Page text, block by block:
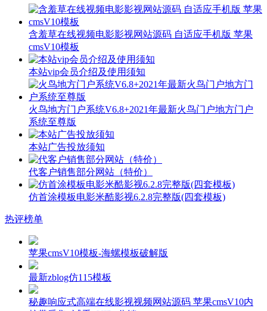
含羞草在线视频电影影视网站源码 自适应手机版 苹果
cmsV10模板
本站vip会员介绍及使用须知
火鸟地方门户系统V6.8+2021年最新火鸟门户地方门户
系统至尊版
本站广告投放须知
代客户销售部分网站（特价）
仿首涂模板电影米酷影视6.2.8完整版(四套模板)
热评榜单
苹果cmsV10模板-海螺模板破解版
最新zblog仿115模板
秘趣响应式高端在线影视视频网站源码 苹果cmsV10内